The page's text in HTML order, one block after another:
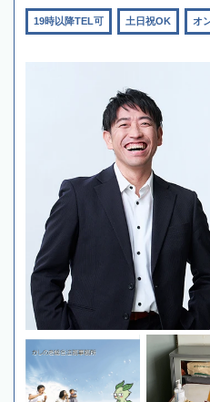
19時以降TEL可 土日祝OK オ